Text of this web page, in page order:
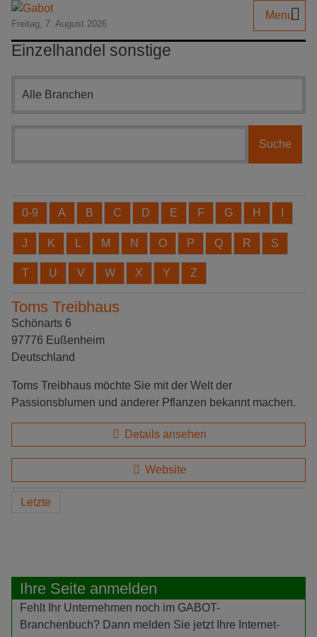
Freitag, 7. August 2026
Menu
Einzelhandel sonstige
0-9 A B C D E F G H
J K L M N O P Q R S
T U V W X Y Z
Toms Treibhaus
Schönarts 6
97776 Eußenheim
Deutschland
Toms Treibhaus möchte Sie mit der Welt der
Passionsblumen und anderer Pflanzen bekannt machen.
Details ansehen
Website
Letzte
Ihre Seite anmelden
Fehlt Ihr Unternehmen noch im GABOT-
Branchenbuch? Dann melden Sie jetzt Ihre Internet-